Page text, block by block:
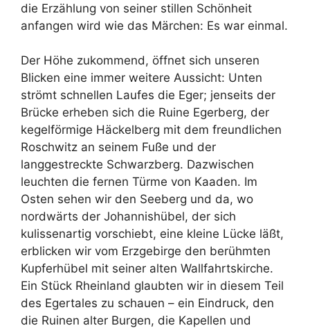
die Erzählung von seiner stillen Schönheit
anfangen wird wie das Märchen: Es war einmal.
Der Höhe zukommend, öffnet sich unseren
Blicken eine immer weitere Aussicht: Unten
strömt schnellen Laufes die Eger; jenseits der
Brücke erheben sich die Ruine Egerberg, der
kegelförmige Häckelberg mit dem freundlichen
Roschwitz an seinem Fuße und der
langgestreckte Schwarzberg. Dazwischen
leuchten die fernen Türme von Kaaden. Im
Osten sehen wir den Seeberg und da, wo
nordwärts der Johannishübel, der sich
kulissenartig vorschiebt, eine kleine Lücke läßt,
erblicken wir vom Erzgebirge den berühmten
Kupferhübel mit seiner alten Wallfahrtskirche.
Ein Stück Rheinland glaubten wir in diesem Teil
des Egertales zu schauen – ein Eindruck, den
die Ruinen alter Burgen, die Kapellen und